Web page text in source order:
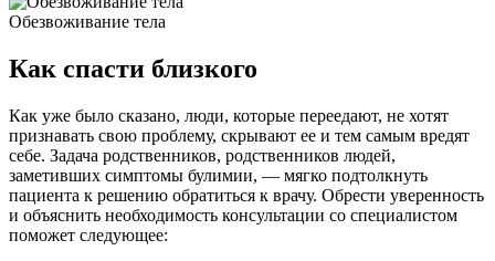
Обезвоживание тела
Как спасти близкого
Как уже было сказано, люди, которые переедают, не хотят
признавать свою проблему, скрывают ее и тем самым вредят
себе. Задача родственников, родственников людей,
заметивших симптомы булимии, — мягко подтолкнуть
пациента к решению обратиться к врачу. Обрести уверенность
и объяснить необходимость консультации со специалистом
поможет следующее: